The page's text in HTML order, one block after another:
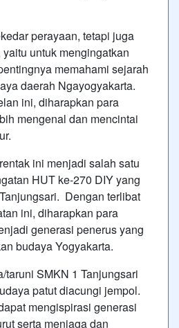
perayaan, tetapi juga
untuk mengingatkan
memahami sejarah
daerah Ngayogyakarta.
ini, diharapkan para
mengenal dan mencintai
ini menjadi salah satu
HUT ke-270 DIY yang
Dengan terlibat
ini, diharapkan para
generasi penerus yang
budaya Yogyakarta.
taruni SMKN 1 Tanjungsari
patut diacungi jempol.
mengispirasi generasi
serta menjaga dan